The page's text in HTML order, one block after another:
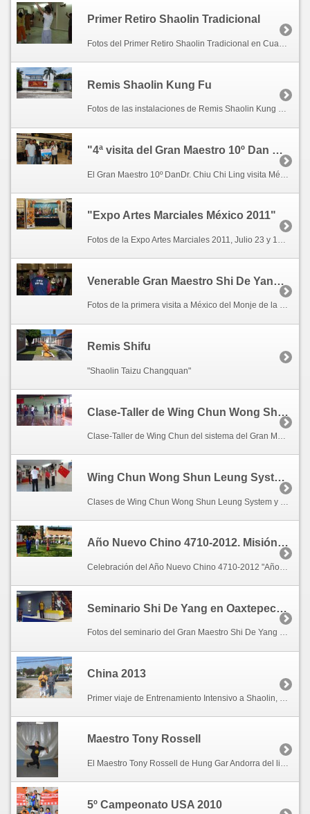
Primer Retiro Shaolin Tradicional
Fotos del Primer Retiro Shaolin Tradicional en Cuautla, Morelos. Enero 7, 8 y 9, 2011.
Remis Shaolin Kung Fu
Fotos de las instalaciones de Remis Shaolin Kung Fu en la ciudad de Cuautla, Morelos.
"4ª visita del Gran Maestro 10º Dan Dr. Chiu Chi Ling a México"
"Expo Artes Marciales México 2011"
Fotos de la Expo Artes Marciales 2011, Julio 23 y 14. Expo Reforma Ciudad de México.
Venerable Gran Maestro Shi De Yang en México 2011.
Fotos de la primera visita a México del Monje de la 31ª generación del Templo Shaolin de Songshan, Venerable Gran Maestro Shi De Yang. Octubre 17 al 31, 2011.
Remis Shifu
"Shaolin Taizu Changquan"
Clase-Taller de Wing Chun Wong Shun Leung System.
Clase-Taller de Wing Chun del sistema del Gran Maestro Wong Shun Leung, impartido por Instructor Erik Olesen de Dinamarca e introductor del Wing Chun Wong Shun Leung System y Weapons Combat System en México. La clase-taller se llevó acabo en las instalaciones de la escuela Dharma Kung Fu en Cuernavaca, Morelos.
Wing Chun Wong Shun Leung System.
Año Nuevo Chino 4710-2012. Misión del Sol
Celebración del Año Nuevo Chino 4710-2012 "Año del Dragón de Agua", en Misión del Sol. Domingo 22 de Enero, 2012. Cuernavaca, Morelos.
Seminario Shi De Yang en Oaxtepec, Morelos.
Fotos del seminario del Gran Maestro Shi De Yang en Oaxtepec, Morelos. Octubre 2011.
China 2013
Maestro Tony Rossell
El Maestro Tony Rossell de Hung Gar Andorra del linaje Tang Fong posando con las playeras de Remis Shaolin Kung Fu en su Kwoon de Andorra.
5º Campeonato USA 2010